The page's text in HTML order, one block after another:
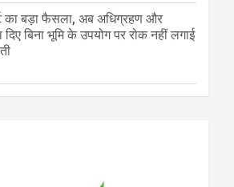
का बड़ा फैसला, अब अधिग्रहण और
बिना भूमि के उपयोग पर रोक नहीं लगाई